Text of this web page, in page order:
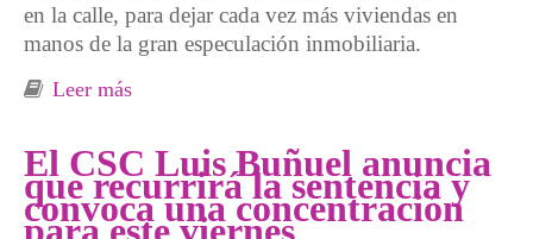
en la calle, para dejar cada vez más viviendas en
manos de la gran especulación inmobiliaria.
Leer más
Blackstone
El CSC Luis Buñuel anuncia
que recurrirá la sentencia y
convoca una concentración